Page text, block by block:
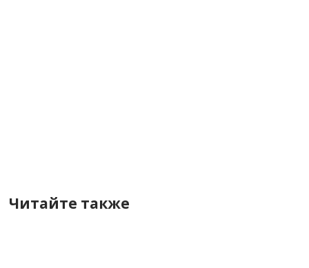
Читайте также